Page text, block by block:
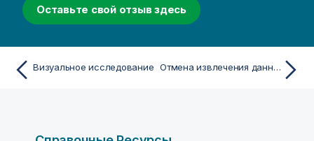
Оставьте свой отзыв здесь
Визуальное исследование Отмена извлечения данных